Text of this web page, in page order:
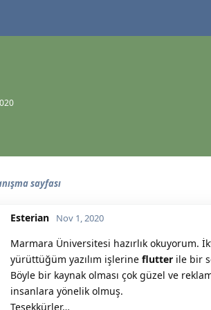
sayfası
Esterian Nov 1, 2020
Marmara Üniversitesi hazırlık okuyorum.
yürüttüğüm yazılım işlerine flutter ile bir
Böyle bir kaynak olması çok güzel ve
insanlara yönelik olmuş.
Teşekkürler…